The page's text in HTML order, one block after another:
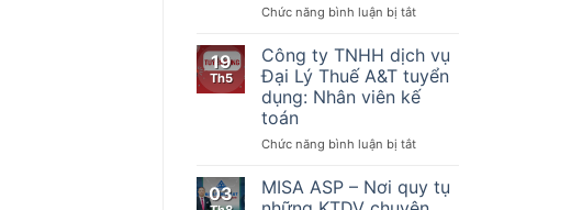
thuế
ngày
13
Nghị
số
chế,
chính
sách
đặc
phát
tế
Chức năng bình luận bị tắtở
quyết
số
68-
NQ_TW
bộ
về
19
Th5
Công ty TNHH dịch vụ
Đại Lý Thuế A&T tuyển
dụng: Nhân viên kế
toán
Chức năng bình luận bị tắtở
TNHH
03
MISA ASP – Nơi quy tụ